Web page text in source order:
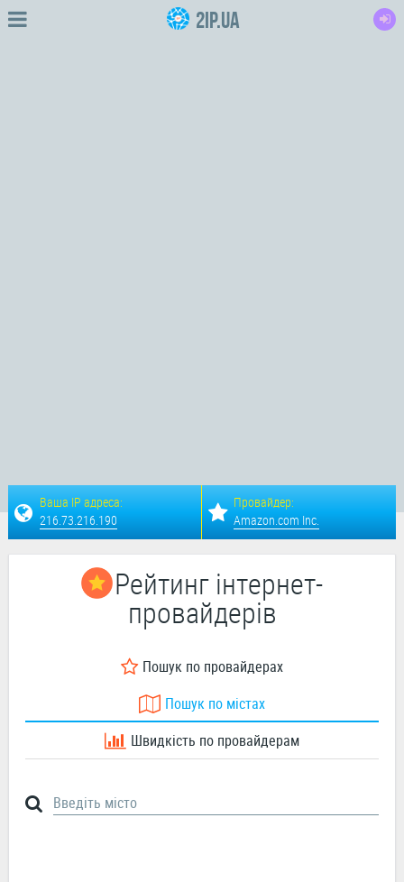
2IP.ua
Ваша IP адреса:
216.73.216.190
Провайдер:
Amazon.com Inc.
Рейтинг інтернет-
провайдерів
Пошук по провайдерах
Пошук по містах
Швидкість по провайдерам
Введіть місто